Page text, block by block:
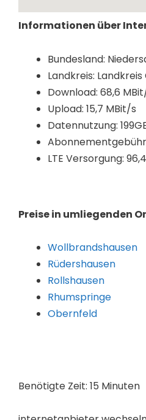
Informationen über
Bundesland:
Landkreis:
Download: 68,6
Upload: 15,7 MBit/s
Datennutzung:
LTE Versorgung:
Preise in umliegenden
Wollbrandshausen
Rüdershausen
Rollshausen
Rhumspringe
Obernfeld
Benötigte Zeit: 15 Minuten